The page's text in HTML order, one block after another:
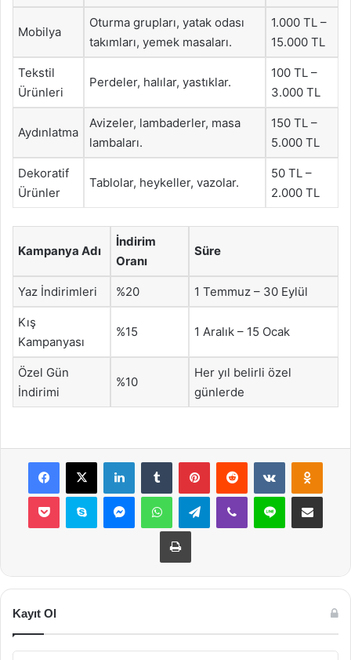
Mobilya
Oturma grupları, yatak odası
takımları, yemek masaları.
1.000 TL –
15.000 TL
Tekstil
Ürünleri
Perdeler, halılar, yastıklar.
100 TL –
3.000 TL
Aydınlatma
Avizeler, lambaderler, masa
lambaları.
150 TL –
5.000 TL
Dekoratif
Ürünler
Tablolar, heykeller, vazolar.
50 TL –
2.000 TL
Kampanya Adı
İndirim
Oranı
Süre
Yaz İndirimleri %20 1 Temmuz – 30 Eylül
Kış
Kampanyası
%15 1 Aralık – 15 Ocak
Özel Gün
İndirimi
%10
Her yıl belirli özel
günlerde
Facebook
X LinkedInTumblr PinterestReddit VKontakte
Pocket Skype MessengerWhatsAppTelegramViber Line E-Posta ile
Yazdır
Kayıt Ol